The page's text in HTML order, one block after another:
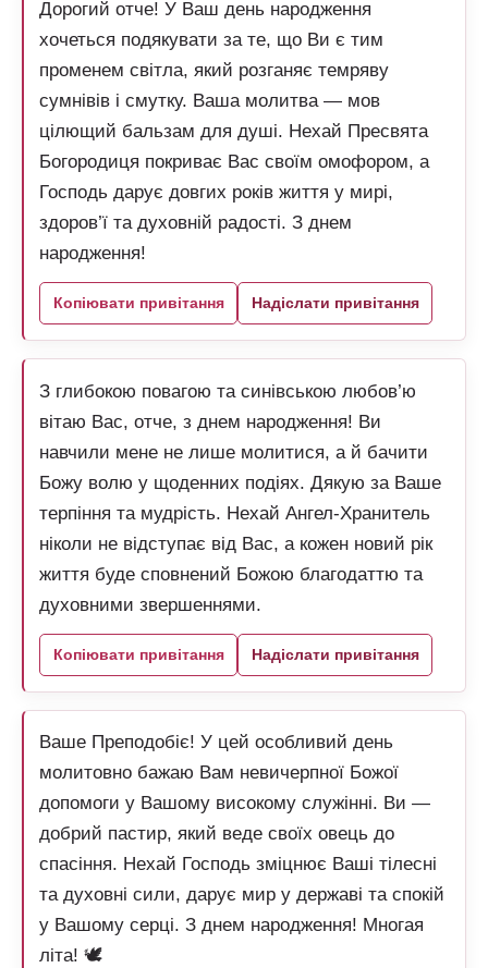
Дорогий отче! У Ваш день народження
хочеться подякувати за те, що Ви є тим
променем світла, який розганяє темряву
сумнівів і смутку. Ваша молитва — мов
цілющий бальзам для душі. Нехай Пресвята
Богородиця покриває Вас своїм омофором, а
Господь дарує довгих років життя у мирі,
здоров’ї та духовній радості. З днем
народження!
Копіювати привітання Надіслати привітання
З глибокою повагою та синівською любов’ю
вітаю Вас, отче, з днем народження! Ви
навчили мене не лише молитися, а й бачити
Божу волю у щоденних подіях. Дякую за Ваше
терпіння та мудрість. Нехай Ангел-Хранитель
ніколи не відступає від Вас, а кожен новий рік
життя буде сповнений Божою благодаттю та
духовними звершеннями.
Копіювати привітання Надіслати привітання
Ваше Преподобіє! У цей особливий день
молитовно бажаю Вам невичерпної Божої
допомоги у Вашому високому служінні. Ви —
добрий пастир, який веде своїх овець до
спасіння. Нехай Господь зміцнює Ваші тілесні
та духовні сили, дарує мир у державі та спокій
у Вашому серці. З днем народження! Многая
літа! 🕊️